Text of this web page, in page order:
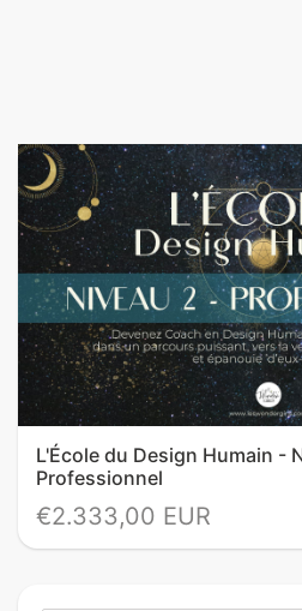
L'École du Design Humain -
Professionnel
€2.333,00 EUR